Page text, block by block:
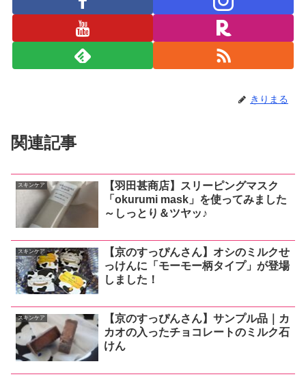
きりまる
関連記事
スキンケア
【羽田甚商店】スリーピングマスク
「okurumi mask」を使ってみました
～しっとり＆ツヤッ♪
スキンケア
【京のすっぴんさん】オシのミルクせ
っけんに「モーモー柄タイプ」が登場
しました！
スキンケア
【京のすっぴんさん】サンプル品｜カ
カオの入ったチョコレートのミルク石
けん